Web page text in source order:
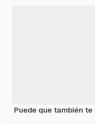
Puede que también